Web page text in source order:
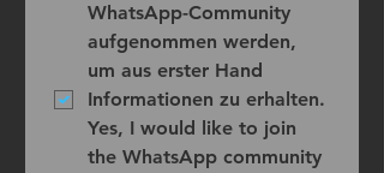
WhatsApp-Community
aufgenommen werden,
um aus erster Hand
Informationen zu erhalten.
Yes, I would like to join
the WhatsApp community